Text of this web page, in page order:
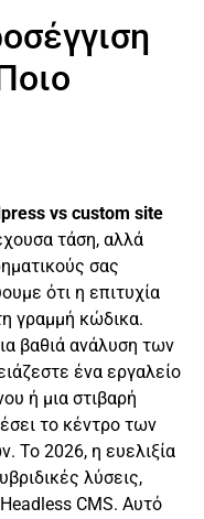
vs custom site
τάση, αλλά
σας
ότι η επιτυχία
γραμμή κώδικα.
βαθιά ανάλυση των
ένα εργαλείο
ή μια στιβαρή
το κέντρο των
Το 2026, η ευελιξία
λύσεις,
CMS. Αυτό